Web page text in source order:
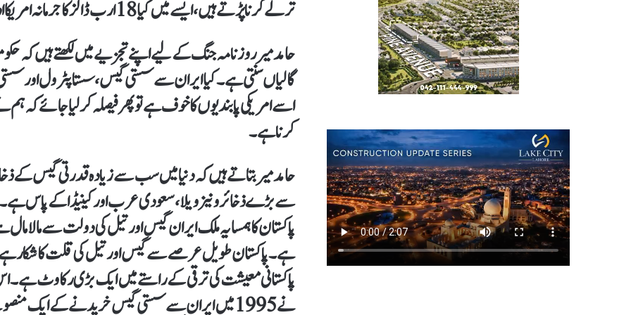
ترلے کرنا پڑتے ہیں، ایسے میں کیا 18 ارب ڈالز کا جرمانہ امریکا ادا کرے گا؟
حامد میر روزنامہ جنگ کے لیے اپنے تجزیے میں لکھتے ہیں
گالیاں سنتی ہے۔ کیا ایران سے سستی گیس، سستا پٹرول اور
کرنا ہے۔
حامد میر بتاتے ہیں کہ دنیا میں سب سے زیادہ قدرتی گیس
سے بڑے ذخائر ونیزویلا، سعودی عرب اور کینیڈا کے پاس ہے۔
ہے۔ پاکستان طویل عرصے سے گیس اور تیل کی قلت کا شکار
پاکستانی معیشت کی ترقی کے راستے میں ایک بڑی رکاوٹ ہے۔
نے 1995 میں ایران سے سستی گیس خریدنے کے ایک